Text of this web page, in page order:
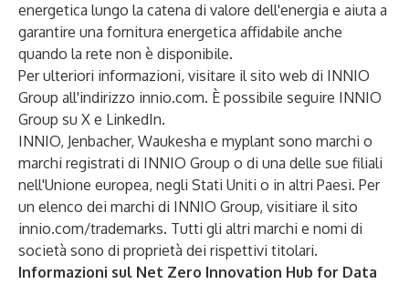
energetica lungo la catena di valore dell'energia e aiuta a
garantire una fornitura energetica affidabile anche
quando la rete non è disponibile.
Per ulteriori informazioni, visitare il sito web di INNIO
Group all'indirizzo innio.com. È possibile seguire INNIO
Group su X e LinkedIn.
INNIO, Jenbacher, Waukesha e myplant sono marchi o
marchi registrati di INNIO Group o di una delle sue filiali
nell'Unione europea, negli Stati Uniti o in altri Paesi. Per
un elenco dei marchi di INNIO Group, visitiare il sito
innio.com/trademarks. Tutti gli altri marchi e nomi di
società sono di proprietà dei rispettivi titolari.
Informazioni sul Net Zero Innovation Hub for Data